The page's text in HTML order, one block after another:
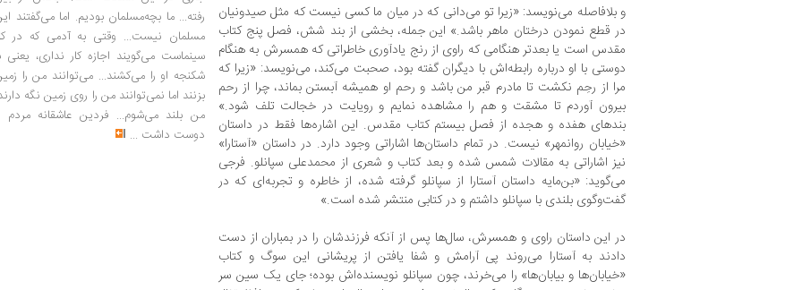
و بلافاصله می‌نویسد: «زیرا تو می‌دانی که در میان ما کسی نیست که مثل صیدونیان
در قطع نمودن درختان ماهر باشد.» این جمله، بخشی از بند شش، فصل پنج کتاب
مقدس است یا بعدتر هنگامی که راوی از رنج یادآوری خاطراتی که همسرش به هنگام
دوستی با او درباره رابطه‌اش با دیگران گفته بود، صحبت می‌کند، می‌نویسد: «زیرا که
مرا از رحِم نکشت تا مادرم قبر من باشد و رحم او همیشه آبستن بماند، چرا از رحم
بیرون آوردم تا مشقت و هم را مشاهده نمایم و رویایت در خجالت تلف شود.»
بندهای هفده و هجده از فصل بیستم کتاب مقدس. این اشاره‌ها فقط در داستان
«خیابان روانمهر» نیست. در تمام داستان‌ها اشاراتی وجود دارد. در داستان «آستارا»
نیز اشاراتی به مقالات شمس شده و بعد کتاب و شعری از محمدعلی سپانلو. فرجی
می‌گوید: «بن‌مایه داستان آستارا از سپانلو گرفته شده، از خاطره و تجربه‌ای که در
گفت‌وگوی بلندی با سپانلو داشتم و در کتابی منتشر شده است.»
در این داستان راوی و همسرش، سال‌ها پس از آنکه فرزندشان را در بمباران از دست
دادند به آستارا می‌روند پی آرامش و شفا یافتن از پریشانی این سوگ و کتاب
«خیابان‌ها و بیابان‌ها» را می‌خرند، چون سپانلو نویسنده‌اش بوده؛ جای یک سین سر
رفته... ما بچه‌مسلمان بودیم. اما می‌گفتند
مسلمان نیست... وقتی به آدمی که در
سینماست می‌گویند اجازه کار نداری، یعنی
شکنجه او را می‌کشند... می‌توانند من را
بزنند اما نمی‌توانند من را روی زمین نگه
من بلند می‌شوم... فردین عاشقانه مردم
دوست داشت ...